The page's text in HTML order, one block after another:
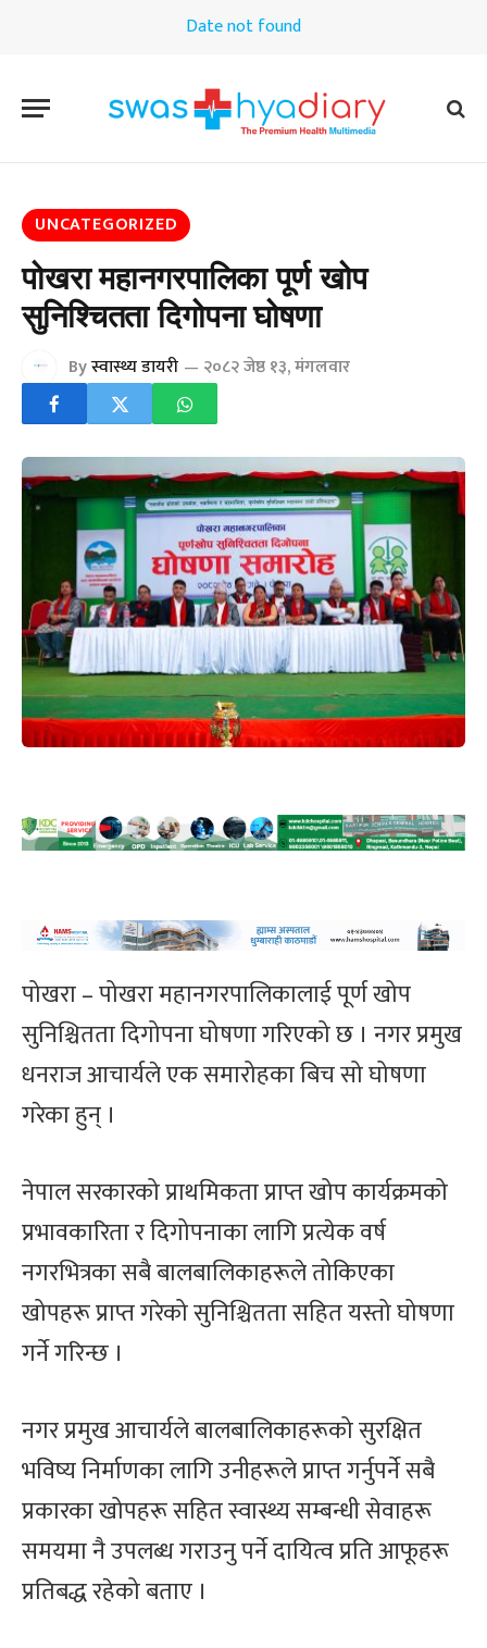
Date not found
UNCATEGORIZED
पोखरा महानगरपालिका पूर्ण खोप
सुनिश्चितता दिगोपना घोषणा
Byस्वास्थ्य डायरी २०८२ जेष्ठ १३, मंगलवार
पोखरा – पोखरा महानगरपालिकालाई पूर्ण खोप
सुनिश्चितता दिगोपना घोषणा गरिएको छ । नगर प्रमुख
धनराज आचार्यले एक समारोहका बिच सो घोषणा
गरेका हुन् ।
नेपाल सरकारको प्राथमिकता प्राप्त खोप कार्यक्रमको
प्रभावकारिता र दिगोपनाका लागि प्रत्येक वर्ष
नगरभित्रका सबै बालबालिकाहरूले तोकिएका
खोपहरू प्राप्त गरेको सुनिश्चितता सहित यस्तो घोषणा
गर्ने गरिन्छ ।
नगर प्रमुख आचार्यले बालबालिकाहरूको सुरक्षित
भविष्य निर्माणका लागि उनीहरूले प्राप्त गर्नुपर्ने सबै
प्रकारका खोपहरू सहित स्वास्थ्य सम्बन्धी सेवाहरू
समयमा नै उपलब्ध गराउनु पर्ने दायित्व प्रति आफूहरू
प्रतिबद्ध रहेको बताए ।